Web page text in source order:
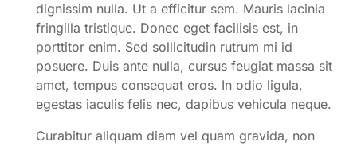
dignissim nulla. Ut a efficitur sem. Mauris lacinia
fringilla tristique. Donec eget facilisis est, in
porttitor enim. Sed sollicitudin rutrum mi id
posuere. Duis ante nulla, cursus feugiat massa sit
amet, tempus consequat eros. In odio ligula,
egestas iaculis felis nec, dapibus vehicula neque.
Curabitur aliquam diam vel quam gravida, non